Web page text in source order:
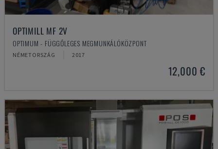
OPTIMILL MF 2V
OPTIMUM - FÜGGŐLEGES MEGMUNKÁLÓKÖZPONT
NÉMETORSZÁG 2017
12,000 €